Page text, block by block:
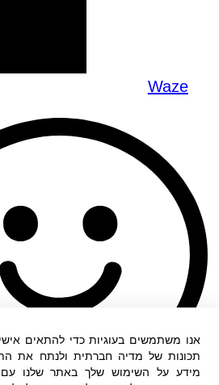
Waze
אנו משתמשים בעוגיות כדי להתאים
תכונות של מדיה חברתית ולנתח את
מידע על השימוש שלך באתר שלנו